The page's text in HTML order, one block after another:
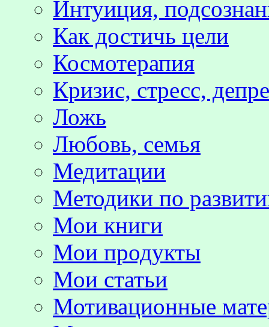
Интуиция,
Как достичь цели
Космотерапия
Кризис, стресс,
Ложь
Любовь, семья
Медитации
Методики по
Мои книги
Мои продукты
Мои статьи
Мотивационные